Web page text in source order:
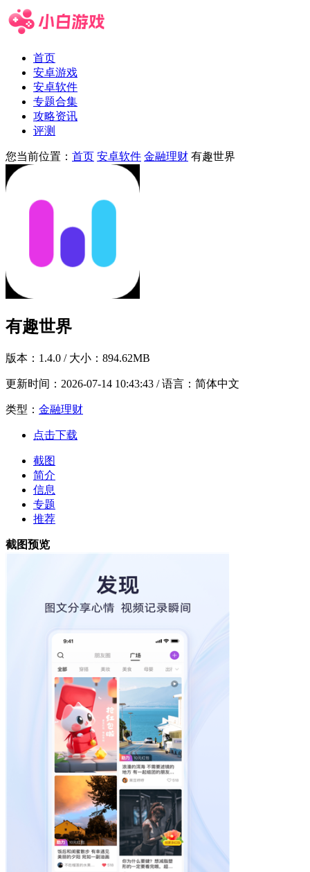
首页
安卓游戏
安卓软件
专题合集
攻略资讯
评测
您当前位置： 首页 安卓软件 金融理财 有趣世界
有趣世界
版本： 1.4.0 / 大小：894.62MB
更新时间： 2026-07-14 10:43:43 / 语言：简体中文
类型： 金融理财
点击下载
截图
简介
信息
专题
推荐
截图预览